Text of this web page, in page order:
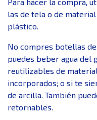
Para hacer la compra,
las de tela o de
plástico.
No compres botellas de
puedes beber agua del
reutilizables de
incorporados; o si te
de arcilla. También
retornables.